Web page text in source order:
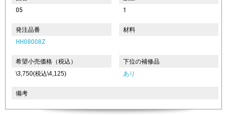
05
1
発注品番
HH08008Z
材料
希望小売価格（税込）
\3,750(税込\4,125)
下位の補修品
あり
備考